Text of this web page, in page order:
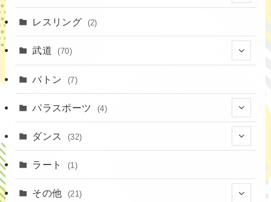
(18)
(19)
(16)
(11)
(3)
(8)
(7)
(15)
レスリング (2)
武道 (70)
(9)
バトン (7)
パラスポーツ (4)
ダンス (32)
(3)
ラート (1)
その他 (21)